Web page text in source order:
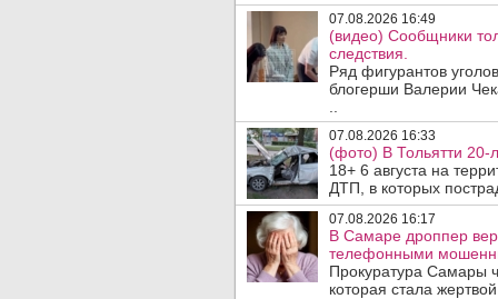
07.08.2026 16:49
(видео) Сообщники
следствия.
Ряд фигурантов
блогерши Валерии
07.08.2026 16:33
(фото) В Тольятти 20-
18+ 6 августа на
ДТП, в которых
07.08.2026 16:17
В Самаре дроппер
телефонными
Прокуратура Самары
которая стала